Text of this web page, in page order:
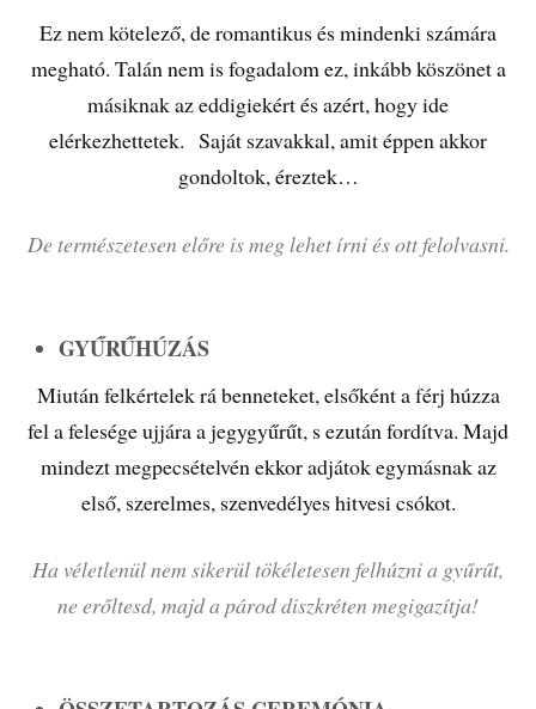
Ez nem kötelező, de romantikus és mindenki számára
megható. Talán nem is fogadalom ez, inkább köszönet a
másiknak az eddigiekért és azért, hogy ide
elérkezhettetek. Saját szavakkal, amit éppen akkor
gondoltok, éreztek…
De természetesen előre is meg lehet írni és ott felolvasni.
GYŰRŰHÚZÁS
Miután felkértelek rá benneteket, elsőként a férj húzza
fel a felesége ujjára a jegygyűrűt, s ezután fordítva. Majd
mindezt megpecsételvén ekkor adjátok egymásnak az
első, szerelmes, szenvedélyes hitvesi csókot.
Ha véletlenül nem sikerül tökéletesen felhúzni a gyűrűt,
ne erőltesd, majd a párod diszkréten megigazítja!